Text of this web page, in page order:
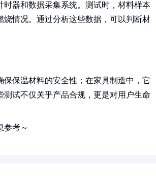
器和数据采集系统。测试时，材料样本
情况。通过分析这些数据，可以判断材
保温材料的安全性；在家具制造中，它
试不仅关乎产品合规，更是对用户生命
参考～